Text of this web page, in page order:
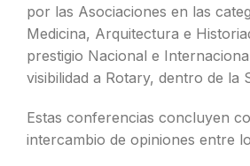
por las Asociaciones en las
Medicina, Arquitectura e
prestigio Nacional e
visibilidad a Rotary, dentro de la
Estas conferencias concluyen
intercambio de opiniones entre